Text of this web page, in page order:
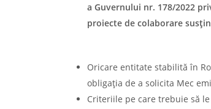
a Guvernului nr. 178/2022
proiecte de colaborare
Oricare entitate stabilită în
obligaţia de a solicita Mec
Criteriile pe care trebuie să